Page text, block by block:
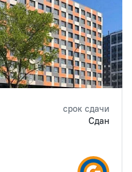
срок сдачи
Сдан